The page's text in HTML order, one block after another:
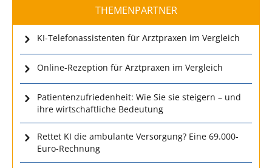
THEMENPARTNER
KI-Telefonassistenten für Arztpraxen im Vergleich
Online-Rezeption für Arztpraxen im Vergleich
Patientenzufriedenheit: Wie Sie sie steigern – und
ihre wirtschaftliche Bedeutung
Rettet KI die ambulante Versorgung? Eine 69.000-
Euro-Rechnung